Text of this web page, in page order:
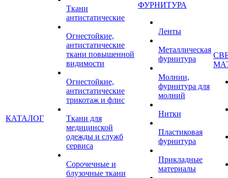
КАТАЛОГ
Ткани
антистатические
Огнестойкие,
антистатические
ткани повышенной
видимости
Огнестойкие,
антистатические
трикотаж и флис
Ткани для
медицинской
одежды и служб
сервиса
Сорочечные и
блузочные ткани
ФУРНИТУРА
Ленты
Металлическая
фурнитура
Молнии,
фурнитура для
молний
Нитки
Пластиковая
фурнитура
Прикладные
материалы